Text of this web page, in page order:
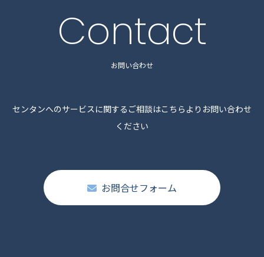
Contact
お問い合わせ
センタンへのサービスに関するご相談はこちらよりお問い合わせ
ください
お問合せフォーム